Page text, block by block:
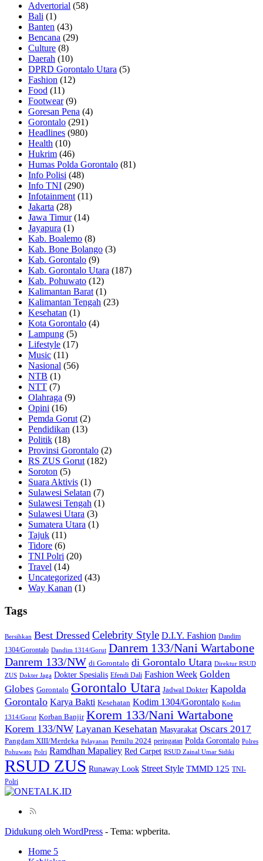
Advertorial (58)
Bali (1)
Banten (43)
Bencana (29)
Culture (8)
Daerah (10)
DPRD Gorontalo Utara (5)
Fashion (12)
Food (11)
Footwear(9)
Goresan Pena (4)
Gorontalo (291)
Headlines (980)
Health (10)
Hukrim (46)
Humas Polda Gorontalo (81)
Info Polisi (48)
Info TNI (290)
Infotainment (11)
Jakarta (28)
Jawa Timur(14)
Jayapura (1)
Kab. Boalemo (8)
Kab. Bone Bolango (3)
Kab. Gorontalo (9)
Kab. Gorontalo Utara (187)
Kab. Pohuwato (12)
Kalimantan Barat (1)
Kalimantan Tengah (23)
Kesehatan (1)
Kota Gorontalo (4)
Lampung (5)
Lifestyle (17)
Music (11)
Nasional (56)
NTB (1)
NTT (7)
Olahraga (9)
Opini (16)
Pemda Gorut (2)
Pendidikan (13)
Politik (18)
Provinsi Gorontalo (2)
RS ZUS Gorut (182)
Soroton (5)
Suara Aktivis (1)
Sulawesi Selatan (7)
Sulawesi Tengah (1)
Sulawesi Utara (3)
Sumatera Utara (1)
Tajuk (11)
Tidore (6)
TNI Polri (20)
Travel (14)
Uncategorized (43)
Way Kanan (1)
Tags
Bersihkan Best Dressed Celebrity Style D.I.Y. Fashion Dandim
1304/Gorontalo Dandim 1314/Gorut Danrem 133/Nani Wartabone
Danrem 133/NW di Gorontalo di Gorontalo Utara Direktur RSUD
ZUS Dokter Jaga Dokter Spesialis Efendi Dali Fashion Week Golden
Globes Gorontalo Gorontalo Utara Jadwal Dokter Kapolda
Gorontalo Karya Bakti Kesehatan Kodim 1304/Gorontalo Kodim
1314/Gorut Korban Banjir Korem 133/Nani Wartabone
Korem 133/NW Layanan Kesehatan Masyarakat Oscars 2017
Pangdam XIII/Merdeka Pelayanan Pemilu 2024 peringatan Polda Gorontalo Polres
Pohuwato Polri Ramdhan Mapaliey Red Carpet RSUD Zainal Umar Sidiki
RSUD ZUS Runaway Look Street Style TMMD 125 TNI-
Polri
Didukung oleh WordPress - Tema: wpberita.
Home 5